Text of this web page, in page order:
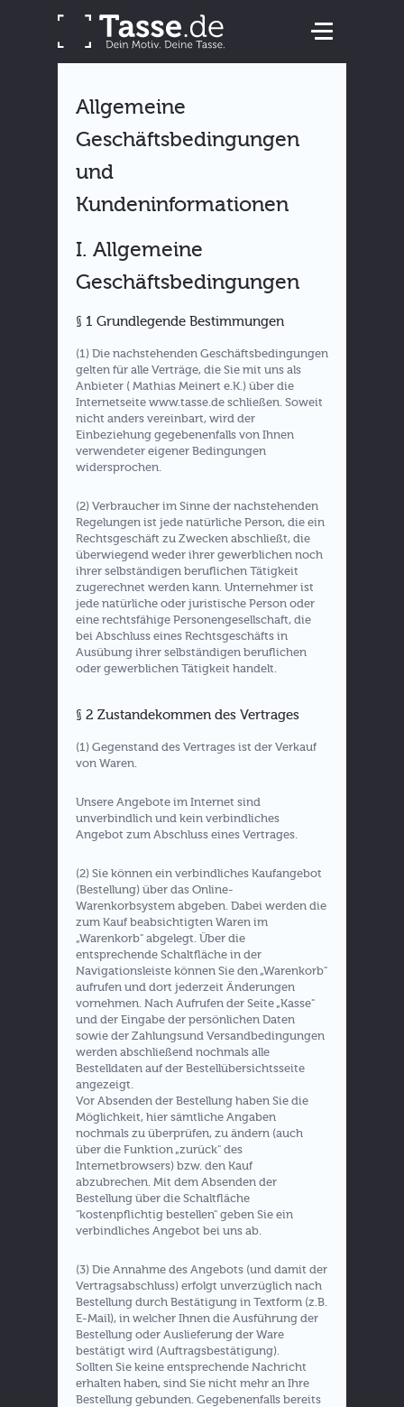
Allgemeine
Geschäftsbedingungen
und
Kundeninformationen
I. Allgemeine
Geschäftsbedingungen
§ 1 Grundlegende Bestimmungen
(1) Die nachstehenden Geschäftsbedingungen
gelten für alle Verträge, die Sie mit uns als
Anbieter ( Mathias Meinert e.K.) über die
Internetseite www.tasse.de schließen. Soweit
nicht anders vereinbart, wird der
Einbeziehung gegebenenfalls von Ihnen
verwendeter eigener Bedingungen
widersprochen.
(2) Verbraucher im Sinne der nachstehenden
Regelungen ist jede natürliche Person, die ein
Rechtsgeschäft zu Zwecken abschließt, die
überwiegend weder ihrer gewerblichen noch
ihrer selbständigen beruflichen Tätigkeit
zugerechnet werden kann. Unternehmer ist
jede natürliche oder juristische Person oder
eine rechtsfähige Personengesellschaft, die
bei Abschluss eines Rechtsgeschäfts in
Ausübung ihrer selbständigen beruflichen
oder gewerblichen Tätigkeit handelt.
§ 2 Zustandekommen des Vertrages
(1) Gegenstand des Vertrages ist der Verkauf
von Waren.
Unsere Angebote im Internet sind
unverbindlich und kein verbindliches
Angebot zum Abschluss eines Vertrages.
(2) Sie können ein verbindliches Kaufangebot
(Bestellung) über das Online-
Warenkorbsystem abgeben. Dabei werden die
zum Kauf beabsichtigten Waren im
„Warenkorb" abgelegt. Über die
entsprechende Schaltfläche in der
Navigationsleiste können Sie den „Warenkorb"
aufrufen und dort jederzeit Änderungen
vornehmen. Nach Aufrufen der Seite „Kasse"
und der Eingabe der persönlichen Daten
sowie der Zahlungsund Versandbedingungen
werden abschließend nochmals alle
Bestelldaten auf der Bestellübersichtsseite
angezeigt.
Vor Absenden der Bestellung haben Sie die
Möglichkeit, hier sämtliche Angaben
nochmals zu überprüfen, zu ändern (auch
über die Funktion „zurück" des
Internetbrowsers) bzw. den Kauf
abzubrechen. Mit dem Absenden der
Bestellung über die Schaltfläche
"kostenpflichtig bestellen" geben Sie ein
verbindliches Angebot bei uns ab.
(3) Die Annahme des Angebots (und damit der
Vertragsabschluss) erfolgt unverzüglich nach
Bestellung durch Bestätigung in Textform (z.B.
E-Mail), in welcher Ihnen die Ausführung der
Bestellung oder Auslieferung der Ware
bestätigt wird (Auftragsbestätigung).
Sollten Sie keine entsprechende Nachricht
erhalten haben, sind Sie nicht mehr an Ihre
Bestellung gebunden. Gegebenenfalls bereits